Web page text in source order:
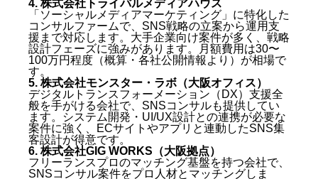
4. 株式会社トライバルメディアハウス
「ソーシャルメディアマーケティング」に特化した
コンサルファームで、SNS戦略の立案から運用支
援まで対応します。大手企業向け案件が多く、戦略
設計フェーズに強みがあります。月額費用は30〜
100万円程度（概算・各社公開情報より）が相場で
す。
5. 株式会社モンスター・ラボ（大阪オフィス）
デジタルトランスフォーメーション（DX）支援全
般を手がける会社で、SNSコンサルも提供してい
ます。システム開発・UI/UX設計との連携が必要な
案件に強く、ECサイトやアプリと連動したSNS集
客設計が得意です。
6. 株式会社GIG WORKS（大阪拠点）
フリーランスプロのマッチング基盤を持つ会社で、
SNSコンサル案件をプロ人材とマッチングしま
大阪SNSコンサルとは何か — 30秒でわかる結論
大阪のSNS市場規模と背景データ